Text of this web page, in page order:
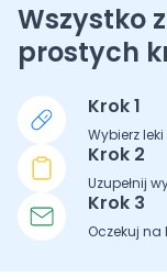
Wszystko
prostych
Krok 1
Wybierz
Krok 2
Uzupełnij
Krok 3
Oczekuj